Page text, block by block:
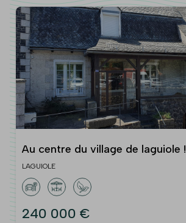
Au centre du village de laguiole !
LAGUIOLE
240 000 €